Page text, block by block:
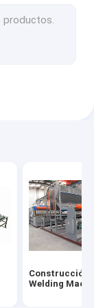
Construcción
Welding